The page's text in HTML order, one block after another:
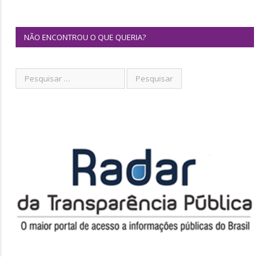
NÃO ENCONTROU O QUE QUERIA?